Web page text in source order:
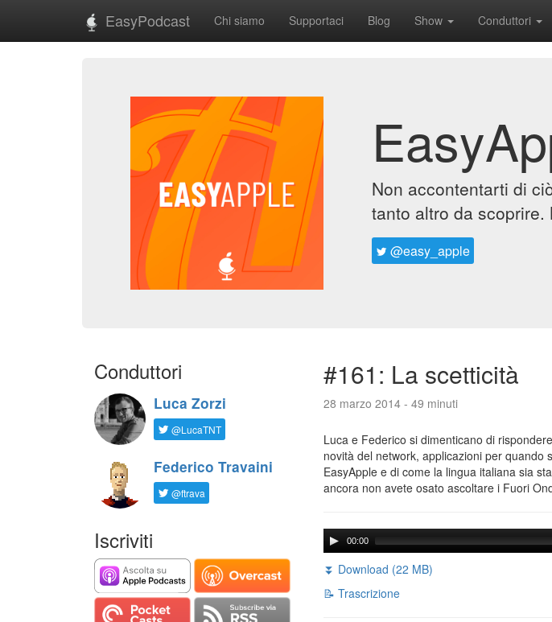
EasyPodcast Chi siamo Supportaci Blog Show Conduttori
Non accontentarti di
tanto altro da
@easy_apple
Conduttori
Luca Zorzi
@LucaTNT
Federico Travaini
@ftrava
Iscriviti
#161: La scetticità
28 marzo 2014 - 49 minuti
Luca e Federico si dimenticano di
novità del network, applicazioni per quando
EasyApple e di come la lingua italiana sia
ancora non avete osato ascoltare i Fuori
00:00
⏬ Download (22 MB)
📝 Trascrizione